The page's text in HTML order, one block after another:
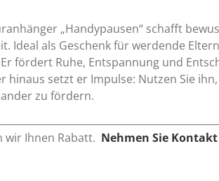
„Handypausen“ schafft
Ideal als Geschenk für werdende
fördert Ruhe, Entspannung und
setzt er Impulse: Nutzen Sie
zu fördern.
wir Ihnen Rabatt. Nehmen Sie